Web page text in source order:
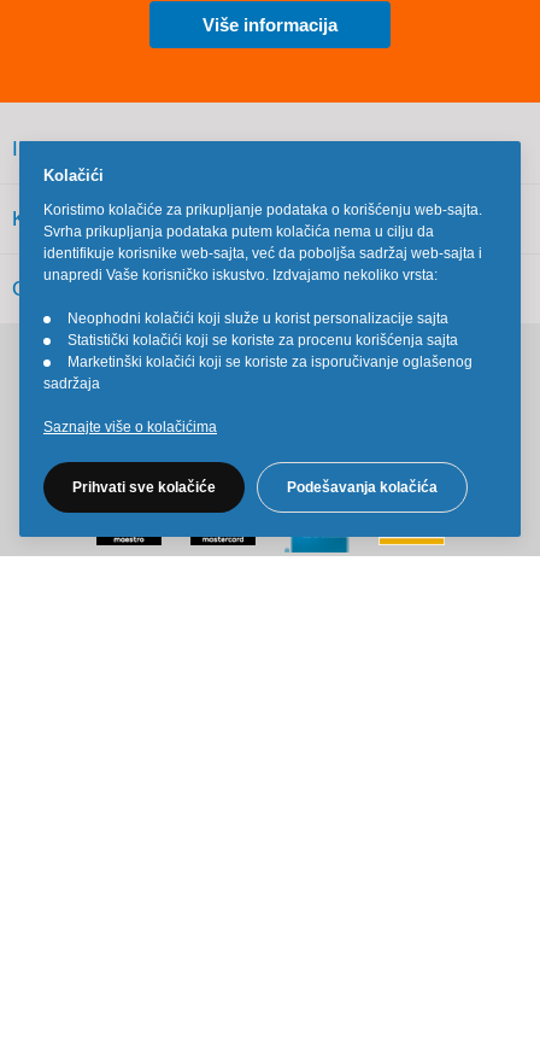
Više informacija
INFORMACIJE
KORISNIČKI SERVIS
OSTALO
Kolačići
Koristimo kolačiće za prikupljanje podataka o korišćenju web-sajta.
Svrha prikupljanja podataka putem kolačića nema u cilju da
identifikuje korisnike web-sajta, već da poboljša sadržaj web-sajta i
unapredi Vaše korisničko iskustvo. Izdvajamo nekoliko vrsta:
•
Neophodni kolačići koji služe u korist personalizacije sajta
•
Statistički kolačići koji se koriste za procenu korišćenja sajta
•
Marketinški kolačići koji se koriste za isporučivanje oglašenog
sadržaja
Saznajte više o kolačićima
Prihvati sve kolačiće Podešavanja kolačića